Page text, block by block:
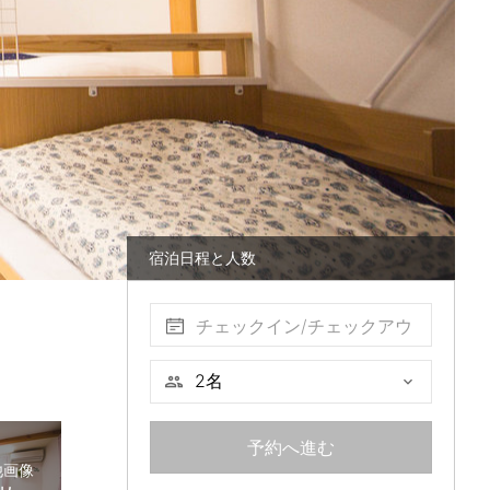
宿泊日程と人数
チェックイン/チェックアウ
ト
予約へ進む
像